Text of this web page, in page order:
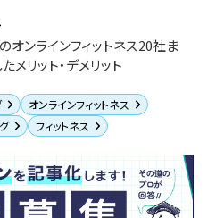
オンラインフィットネス20社ま
リット・デメリット
オンラインフィットネス
フィットネス